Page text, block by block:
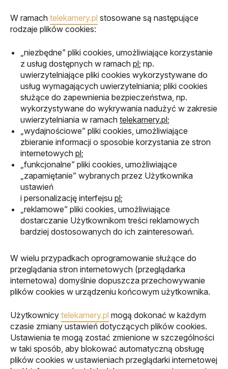
W ramach telekamery.pl stosowane są następujące
rodzaje plików cookies:
„niezbędne” pliki cookies, umożliwiające korzystanie
z usług dostępnych w ramach pl; np.
uwierzytelniające pliki cookies wykorzystywane do
usług wymagających uwierzytelniania; pliki cookies
służące do zapewnienia bezpieczeństwa, np.
wykorzystywane do wykrywania nadużyć w zakresie
uwierzytelniania w ramach telekamery.pl;
„wydajnościowe” pliki cookies, umożliwiające
zbieranie informacji o sposobie korzystania ze stron
internetowych pl;
„funkcjonalne” pliki cookies, umożliwiające
„zapamiętanie” wybranych przez Użytkownika
ustawień
i personalizację interfejsu pl;
„reklamowe” pliki cookies, umożliwiające
dostarczanie Użytkownikom treści reklamowych
bardziej dostosowanych do ich zainteresowań.
W wielu przypadkach oprogramowanie służące do
przeglądania stron internetowych (przeglądarka
internetowa) domyślnie dopuszcza przechowywanie
plików cookies w urządzeniu końcowym użytkownika.
Użytkownicy telekamery.pl mogą dokonać w każdym
czasie zmiany ustawień dotyczących plików cookies.
Ustawienia te mogą zostać zmienione w szczególności
w taki sposób, aby blokować automatyczną obsługę
plików cookies w ustawieniach przeglądarki internetowej